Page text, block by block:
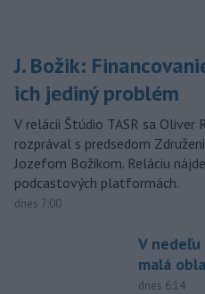
J. Božik:
ich jediný problém
V relácii Štúdio TASR sa Oliver
rozprával s predsedom
Jozefom Božikom. Reláciu
podcastových platformách.
dnes 7:00
V
malá
dnes 6:14